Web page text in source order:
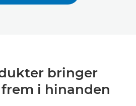
bringer
i hinanden